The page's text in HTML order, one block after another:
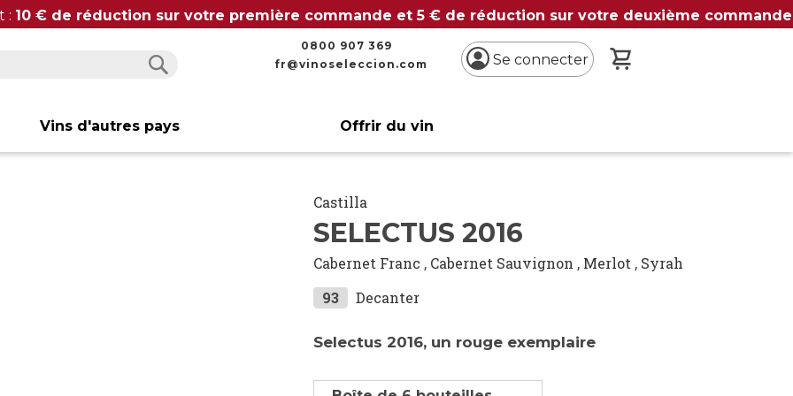
: 10 € de réduction sur votre première commande et 5 € de réduction sur votre deuxième commande
0800 907 369
fr@vinoseleccion.com
Se connecter
Vins d'autres pays Offrir du vin
Castilla
SELECTUS 2016
Cabernet Franc , Cabernet Sauvignon , Merlot , Syrah
93
Decanter
Selectus 2016, un rouge exemplaire